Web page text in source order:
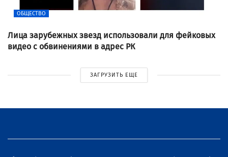
ОБЩЕСТВО
Лица зарубежных звезд использовали для фейковых
видео с обвинениями в адрес РК
ЗАГРУЗИТЬ ЕЩЕ